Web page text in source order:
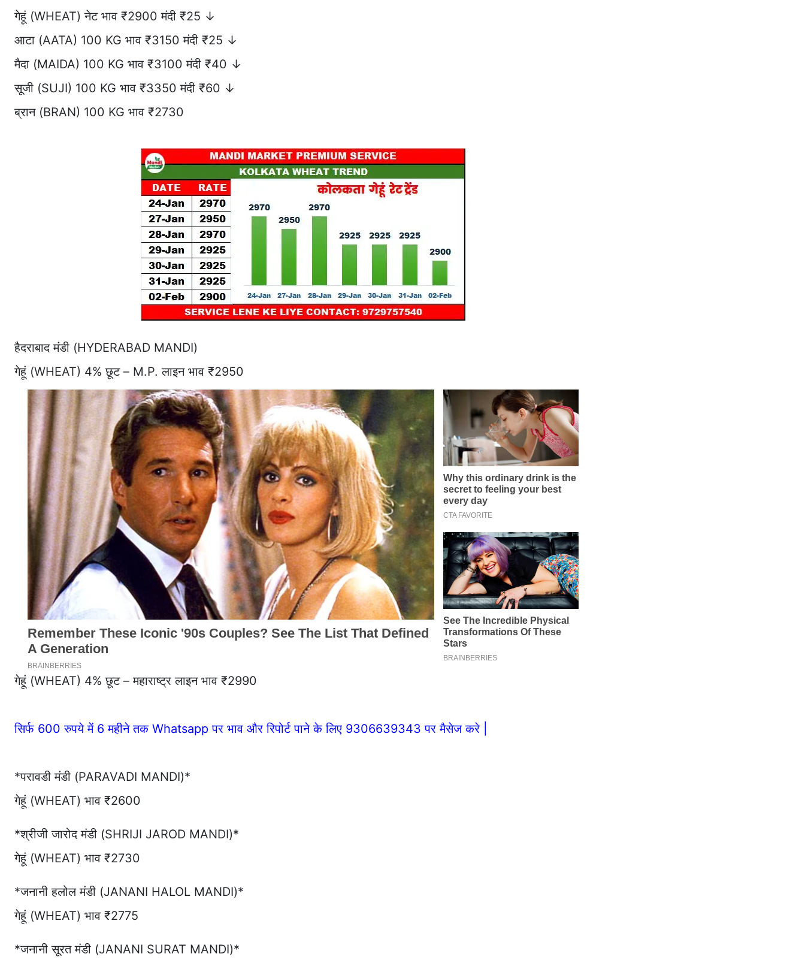
गेहूं (WHEAT) नेट भाव ₹2900 मंदी ₹25 ↓
आटा (AATA) 100 KG भाव ₹3150 मंदी ₹25 ↓
मैदा (MAIDA) 100 KG भाव ₹3100 मंदी ₹40 ↓
सूजी (SUJI) 100 KG भाव ₹3350 मंदी ₹60 ↓
ब्रान (BRAN) 100 KG भाव ₹2730
हैदराबाद मंडी (HYDERABAD MANDI)
गेहूं (WHEAT) 4% छूट – M.P. लाइन भाव ₹2950
गेहूं (WHEAT) 4% छूट – महाराष्ट्र लाइन भाव ₹2990
सिर्फ 600 रुपये में 6 महीने तक Whatsapp पर भाव और रिपोर्ट पाने के लिए 9306639343 पर मैसेज करे |
*परावडी मंडी (PARAVADI MANDI)*
गेहूं (WHEAT) भाव ₹2600
*श्रीजी जारोद मंडी (SHRIJI JAROD MANDI)*
गेहूं (WHEAT) भाव ₹2730
*जनानी हलोल मंडी (JANANI HALOL MANDI)*
गेहूं (WHEAT) भाव ₹2775
*जनानी सूरत मंडी (JANANI SURAT MANDI)*